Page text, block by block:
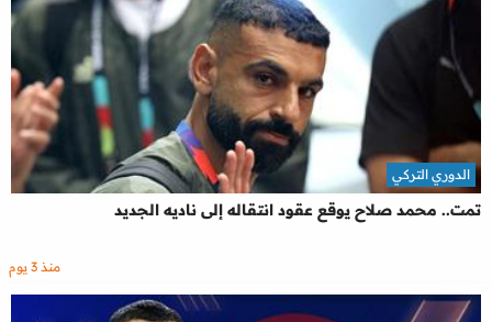
تمت.. محمد صلاح يوقع عقود انتقاله إلى ناديه الجديد
الدوري التركي
منذ 3 يوم